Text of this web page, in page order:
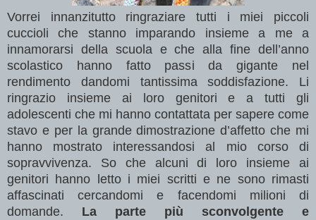
Vorrei innanzitutto ringraziare tutti i miei piccoli
cuccioli che stanno imparando insieme a me a
innamorarsi della scuola e che alla fine dell’anno
scolastico hanno fatto passi da gigante nel
rendimento dandomi tantissima soddisfazione. Li
ringrazio insieme ai loro genitori e a tutti gli
adolescenti che mi hanno contattata per sapere come
stavo e per la grande dimostrazione d’affetto che mi
hanno mostrato interessandosi al mio corso di
sopravvivenza. So che alcuni di loro insieme ai
genitori hanno letto i miei scritti e ne sono rimasti
affascinati cercandomi e facendomi milioni di
domande. La parte più sconvolgente e